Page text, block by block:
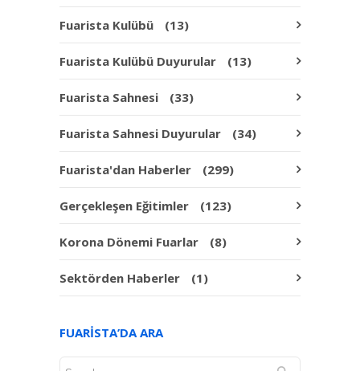
Fuarista Kulübü (13)
Fuarista Kulübü Duyurular (13)
Fuarista Sahnesi (33)
Fuarista Sahnesi Duyurular (34)
Fuarista'dan Haberler (299)
Gerçekleşen Eğitimler (123)
Korona Dönemi Fuarlar (8)
Sektörden Haberler (1)
FUARISTA’DA ARA